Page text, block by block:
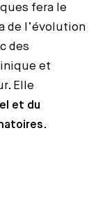
fera le
de l’évolution
des
et
Elle
et du
.